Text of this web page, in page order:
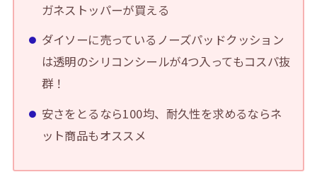
ガネストッパーが買える
ダイソーに売っているノーズパッドクッション
は透明のシリコンシールが4つ入ってもコスパ抜
群！
安さをとるなら100均、耐久性を求めるならネ
ット商品もオススメ